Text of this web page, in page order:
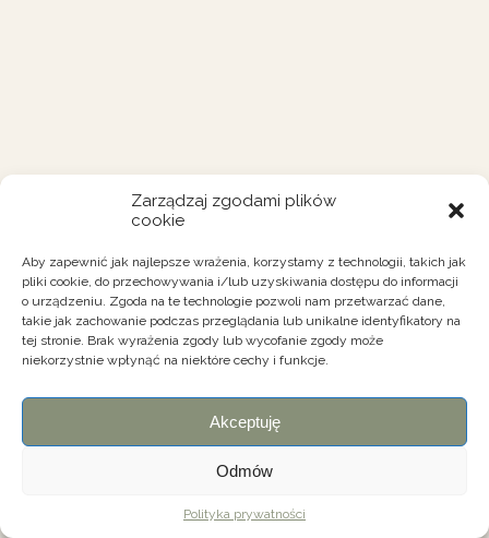
Zarządzaj zgodami plików
cookie
Aby zapewnić jak najlepsze wrażenia, korzystamy z technologii, takich jak
pliki cookie, do przechowywania i/lub uzyskiwania dostępu do informacji
o urządzeniu. Zgoda na te technologie pozwoli nam przetwarzać dane,
takie jak zachowanie podczas przeglądania lub unikalne identyfikatory na
tej stronie. Brak wyrażenia zgody lub wycofanie zgody może
niekorzystnie wpłynąć na niektóre cechy i funkcje.
Akceptuję
Odmów
Polityka prywatności